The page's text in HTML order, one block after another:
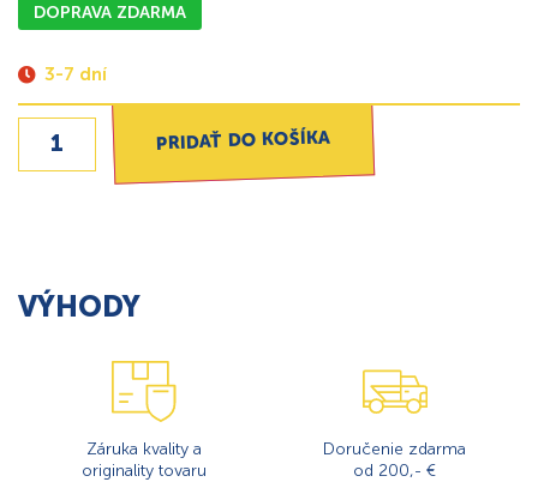
DOPRAVA ZDARMA
3-7 dní
PRIDAŤ DO KOŠÍKA
VÝHODY
Záruka kvality a
originality tovaru
Doručenie zdarma
od 200,- €